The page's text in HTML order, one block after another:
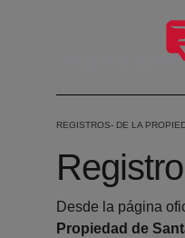
REGISTROS DE LA
Desde la página
Propiedad de